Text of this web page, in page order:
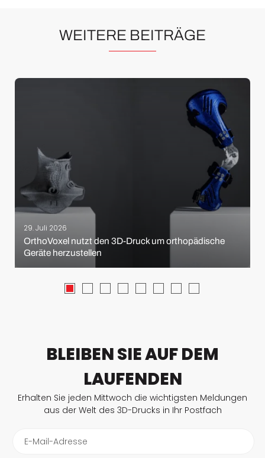
WEITERE BEITRÄGE
29. Juli 2026
OrthoVoxel nutzt den 3D-Druck um orthopädische
Geräte herzustellen
BLEIBEN SIE AUF DEM
LAUFENDEN
Erhalten Sie jeden Mittwoch die wichtigsten Meldungen
aus der Welt des 3D-Drucks in Ihr Postfach
E-Mail-Adresse